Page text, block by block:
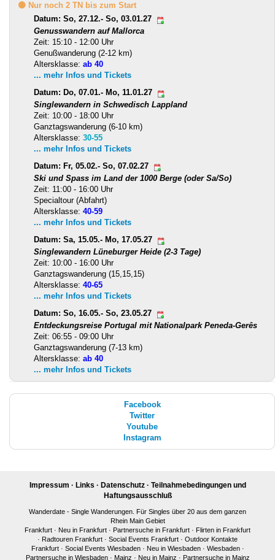
🟡 Nur noch 2 TN bis zum Start
Datum: So, 27.12.- So, 03.01.27
Genusswandern auf Mallorca
Zeit: 15:10 - 12:00 Uhr
Genußwanderung (2-12 km)
Altersklasse: ab 40
... mehr Infos und Tickets
Datum: Do, 07.01.- Mo, 11.01.27
Singlewandern in Schwedisch Lappland
Zeit: 10:00 - 18:00 Uhr
Ganztagswanderung (6-10 km)
Altersklasse: 30-55
... mehr Infos und Tickets
Datum: Fr, 05.02.- So, 07.02.27
Ski und Spass im Land der 1000 Berge (oder Sa/So)
Zeit: 11:00 - 16:00 Uhr
Specialtour (Abfahrt)
Altersklasse: 40-59
... mehr Infos und Tickets
Datum: Sa, 15.05.- Mo, 17.05.27
Singlewandern Lüneburger Heide (2-3 Tage)
Zeit: 10:00 - 16:00 Uhr
Ganztagswanderung (15,15,15)
Altersklasse: 40-65
... mehr Infos und Tickets
Datum: So, 16.05.- So, 23.05.27
Entdeckungsreise Portugal mit Nationalpark Peneda-Gerês
Zeit: 06:55 - 09:00 Uhr
Ganztagswanderung (7-13 km)
Altersklasse: ab 40
... mehr Infos und Tickets
Facebook
Twitter
Youtube
Instagram
Impressum · Links · Datenschutz· Teilnahmebedingungen und
Haftungsausschluß
Wanderdate - Single Wanderungen. Für Singles über 20 aus dem ganzen
Rhein Main Gebiet
Frankfurt · Neu in Frankfurt · Partnersuche in Frankfurt · Flirten in Frankfurt
· Radtouren Frankfurt · Social Events Frankfurt · Outdoor Kontakte
Frankfurt· Social Events Wiesbaden· Neu in Wiesbaden· Wiesbaden·
Partnersuche in Wiesbaden· Mainz · Neu in Mainz · Partnersuche in Mainz